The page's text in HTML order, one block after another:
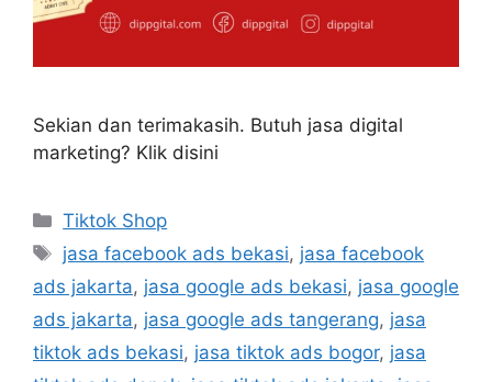
Sekian dan terimakasih. Butuh jasa digital
marketing? Klik disini
Tiktok Shop
jasa facebook ads bekasi, jasa facebook
ads jakarta, jasa google ads bekasi, jasa google
ads jakarta, jasa google ads tangerang, jasa
tiktok ads bekasi, jasa tiktok ads bogor, jasa